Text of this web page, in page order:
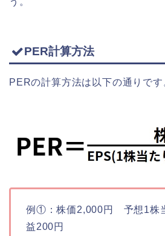
PER計算方法
PERの計算方法は以下の通りです
例①：株価2,000円 予想1株
益200円